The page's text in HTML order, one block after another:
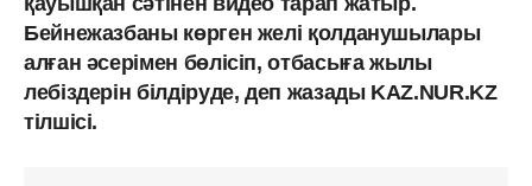
Бейнежазбаны көрген желі қолданушылары
алған әсерімен бөлісіп, отбасыға жылы
лебіздерін білдіруде, деп жазады KAZ.NUR.KZ
тілшісі.